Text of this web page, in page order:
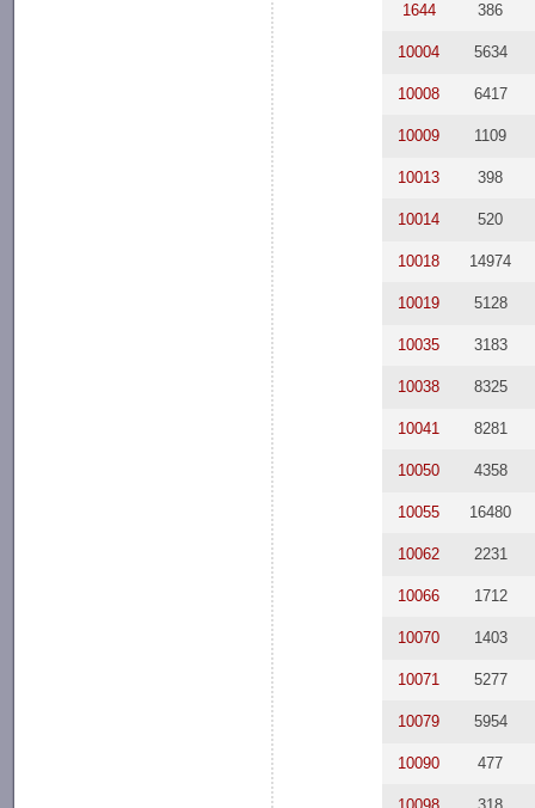
1644 386
10004 5634
10008 6417
10009 1109
10013 398
10014 520
10018 14974
10019 5128
10035 3183
10038 8325
10041 8281
10050 4358
10055 16480
10062 2231
10066 1712
10070 1403
10071 5277
10079 5954
10090 477